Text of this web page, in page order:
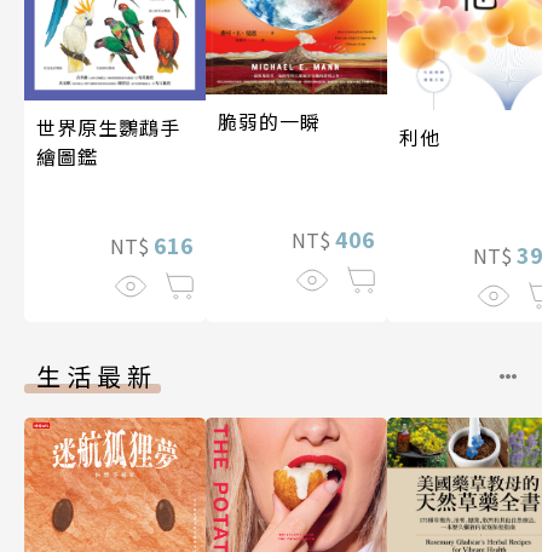
世界原生鸚鵡手
繪圖鑑
NT$ 616
脆弱的一瞬
NT$ 406
利他
NT$
生活最新